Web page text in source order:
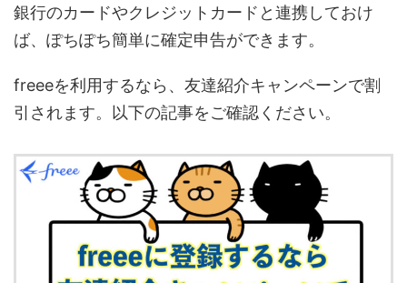
銀行のカードやクレジットカードと連携しておけ
ば、ぽちぽち簡単に確定申告ができます。
freeeを利用するなら、友達紹介キャンペーンで割
引されます。以下の記事をご確認ください。